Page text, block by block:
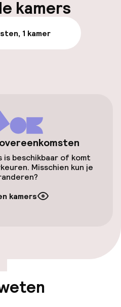
op eigen terrein
kamers
1 kamer
is beschikbaar of komt
Misschien kun je
kamers